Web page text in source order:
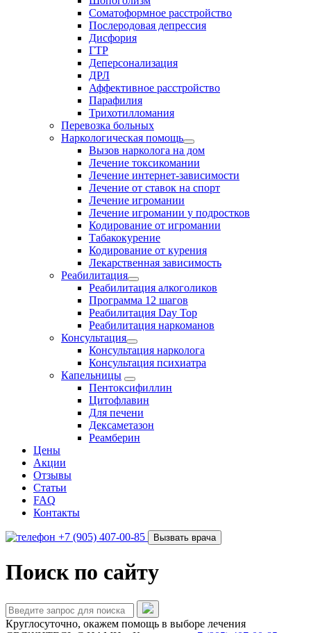
Соматоформное расстройство
Послеродовая депрессия
Дисфория
ГТР
Деперсонализация
ДРЛ
Аффективное расстройство
Парафилия
Трихотилломания
Перевозка больных
Наркологическая помощь
Вызов нарколога на дом
Лечение токсикомании
Лечение интернет-зависимости
Лечение от ставок на спорт
Лечение игромании
Лечение игромании у подростков
Кодирование от игромании
Табакокурение
Кодирование от курения
Лекарственная зависимость
Реабилитация
Реабилитация алкоголиков
Программа 12 шагов
Реабилитация Day Top
Реабилитация наркоманов
Консультация
Консультация нарколога
Консультация психиатра
Капельницы
Пентоксифиллин
Цитофлавин
Для печени
Дексаметазон
Реамберин
Цены
Акции
Отзывы
Статьи
FAQ
Контакты
+7 (905) 407-00-85 Вызвать врача
Поиск по сайту
Круглосуточно, окажем помощь в выборе лечения